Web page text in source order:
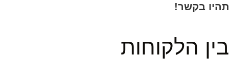
תהיו בקשר!
בין הלקוחות